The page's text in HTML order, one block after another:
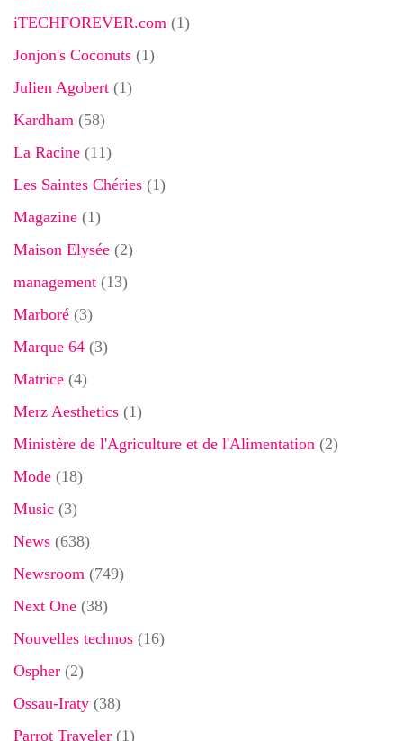
iTECHFOREVER.com (1)
Jonjon's Coconuts (1)
Julien Agobert (1)
Kardham (58)
La Racine (11)
Les Saintes Chéries (1)
Magazine (1)
Maison Elysée (2)
management (13)
Marboré (3)
Marque 64 (3)
Matrice (4)
Merz Aesthetics (1)
Ministère de l'Agriculture et de l'Alimentation (2)
Mode (18)
Music (3)
News (638)
Newsroom (749)
Next One (38)
Nouvelles technos (16)
Ospher (2)
Ossau-Iraty (38)
Parrot Traveler (1)